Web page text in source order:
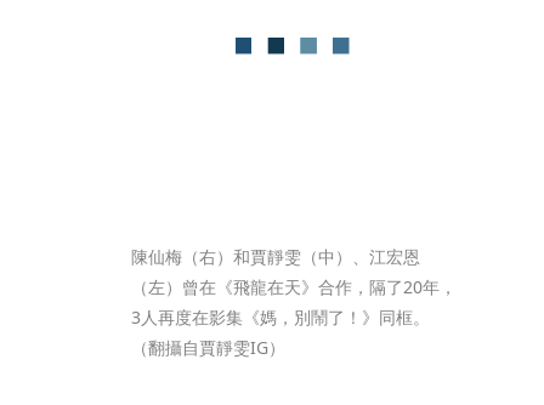
陳仙梅（右）和賈靜雯（中）、江宏恩
（左）曾在《飛龍在天》合作，隔了20年，
3人再度在影集《媽，別鬧了！》同框。
（翻攝自賈靜雯IG）